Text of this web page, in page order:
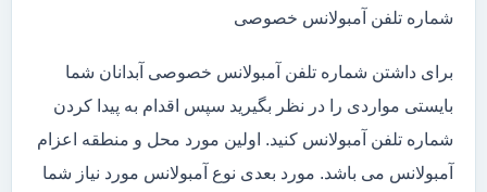
شماره تلفن آمبولانس خصوصی
برای داشتن شماره تلفن آمبولانس خصوصی آبدانان شما
بایستی مواردی را در نظر بگیرید سپس اقدام به پیدا کردن
شماره تلفن آمبولانس کنید. اولین مورد محل و منطقه اعزام
آمبولانس می باشد. مورد بعدی نوع آمبولانس مورد نیاز شما